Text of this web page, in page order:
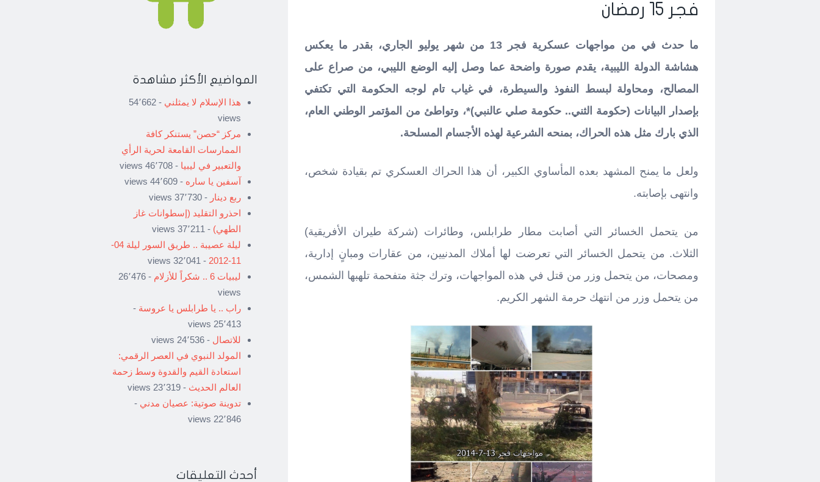
فجر 15 رمضان
ما حدث في من مواجهات عسكرية فجر 13 من شهر يوليو الجاري، بقدر ما يعكس
هشاشة الدولة الليبية، يقدم صورة واضحة عما وصل إليه الوضع الليبي، من صراع على
المصالح، ومحاولة لبسط النفوذ والسيطرة، في غياب تام لوجه الحكومة التي تكتفي
بإصدار البيانات (حكومة الثني.. حكومة صلي عالنبي)*، وتواطئ من المؤتمر الوطني العام،
الذي بارك مثل هذه الحراك، بمنحه الشرعية لهذه الأجسام المسلحة.
ولعل ما يمنح المشهد بعده المأساوي الكبير، أن هذا الحراك العسكري تم بقيادة شخص،
وانتهى بإصابته.
من يتحمل الخسائر التي أصابت مطار طرابلس، وطائرات (شركة طيران الأفريقية)
الثلاث. من يتحمل الخسائر التي تعرضت لها أملاك المدنيين، من عقارات ومبانٍ إدارية،
ومصحات، من يتحمل وزر من قتل في هذه المواجهات، وترك جثة متفحمة تلهبها الشمس،
من يتحمل وزر من انتهك حرمة الشهر الكريم.
المواضيع الأكثر مشاهدة
هذا الإسلام لا يمثلني
- 54٬662
views
مركز “حصن” يستنكر كافة
الممارسات القامعة لحرية الرأي
والتعبير في ليبيا - 46٬708 views
آسفين يا ساره - 44٬609 views
ربع دينار - 37٬730 views
احذرو التقليد (إسطوانات غاز
الطهي) - 37٬211 views
ليلة عصيبة .. طريق السور ليلة 04-
11-2012
- 32٬041 views
ليبيات 6 .. شكراً للأزلام
- 26٬476
views
راب .. يا طرابلس يا عروسة -
25٬413 views
للاتصال - 24٬536 views
المولد النبوي في العصر الرقمي:
استعادة القيم والقدوة وسط زحمة
العالم الحديث - 23٬319 views
تدوينة صوتية: عصيان مدني -
22٬846 views
أحدث التعليقات